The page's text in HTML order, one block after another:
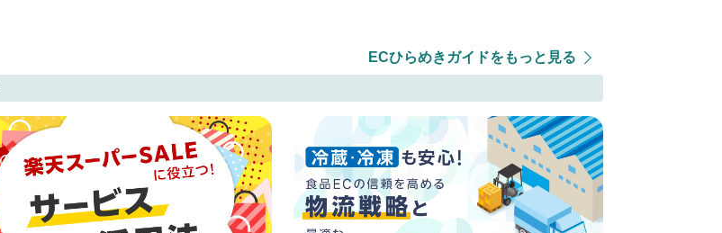
ECひらめきガイドをもっと見る